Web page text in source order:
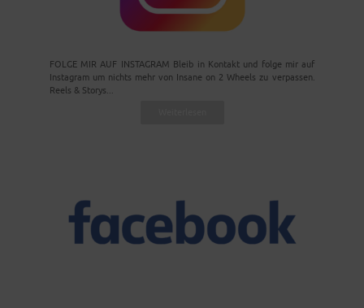
FOLGE MIR AUF INSTAGRAM Bleib in Kontakt und folge mir auf
Instagram um nichts mehr von Insane on 2 Wheels zu verpassen.
Reels & Storys...